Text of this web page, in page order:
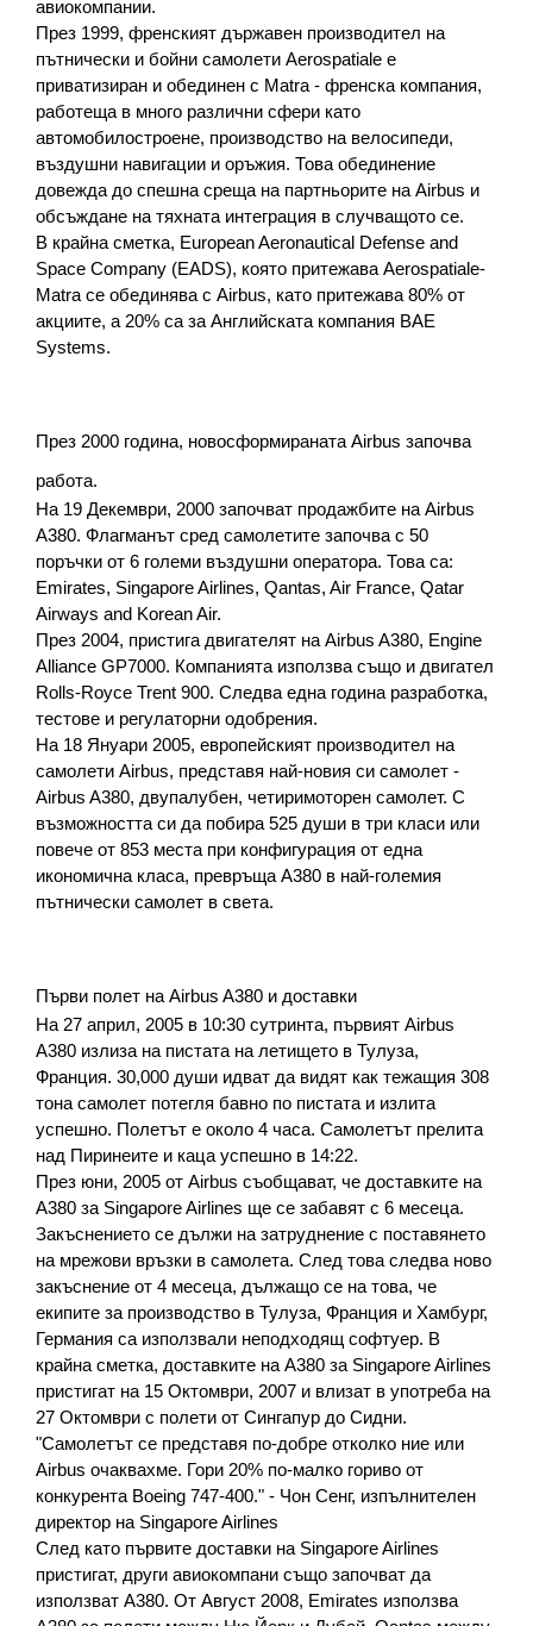
авиокомпании.
През 1999, френският държавен производител на
пътнически и бойни самолети Aerospatiale е
приватизиран и обединен с Matra - френска компания,
работеща в много различни сфери като
автомобилостроене, производство на велосипеди,
въздушни навигации и оръжия. Това обединение
довежда до спешна среща на партньорите на Airbus и
обсъждане на тяхната интеграция в случващото се.
В крайна сметка, European Aeronautical Defense and
Space Company (EADS), която притежава Aerospatiale-
Matra се обединява с Airbus, като притежава 80% от
акциите, а 20% са за Английската компания BAE
Systems.
През 2000 година, новосформираната Airbus започва
работа.
На 19 Декември, 2000 започват продажбите на Airbus
A380. Флагманът сред самолетите започва с 50
поръчки от 6 големи въздушни оператора. Това са:
Emirates, Singapore Airlines, Qantas, Air France, Qatar
Airways and Korean Air.
През 2004, пристига двигателят на Airbus A380, Engine
Alliance GP7000. Компанията използва също и двигател
Rolls-Royce Trent 900. Следва една година разработка,
тестове и регулаторни одобрения.
На 18 Януари 2005, европейският производител на
самолети Airbus, представя най-новия си самолет -
Airbus A380, двупалубен, четиримоторен самолет. С
възможността си да побира 525 души в три класи или
повече от 853 места при конфигурация от една
икономична класа, превръща A380 в най-големия
пътнически самолет в света.
Първи полет на Airbus A380 и доставки
На 27 април, 2005 в 10:30 сутринта, първият Airbus
A380 излиза на пистата на летището в Тулуза,
Франция. 30,000 души идват да видят как тежащия 308
тона самолет потегля бавно по пистата и излита
успешно. Полетът е около 4 часа. Самолетът прелита
над Пиринеите и каца успешно в 14:22.
През юни, 2005 от Airbus съобщават, че доставките на
A380 за Singapore Airlines ще се забавят с 6 месеца.
Закъснението се дължи на затруднение с поставянето
на мрежови връзки в самолета. След това следва ново
закъснение от 4 месеца, дължащо се на това, че
екипите за производство в Тулуза, Франция и Хамбург,
Германия са използвали неподходящ софтуер. В
крайна сметка, доставките на A380 за Singapore Airlines
пристигат на 15 Октомври, 2007 и влизат в употреба на
27 Октомври с полети от Сингапур до Сидни.
"Самолетът се представя по-добре отколко ние или
Airbus очаквахме. Гори 20% по-малко гориво от
конкурента Boeing 747-400." - Чон Сенг, изпълнителен
директор на Singapore Airlines
След като първите доставки на Singapore Airlines
пристигат, други авиокомпани също започват да
използват A380. От Август 2008, Emirates използва